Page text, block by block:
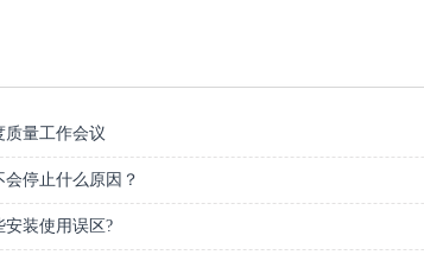
质量工作会议
停止什么原因？
安装使用误区?